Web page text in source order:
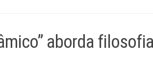
aborda